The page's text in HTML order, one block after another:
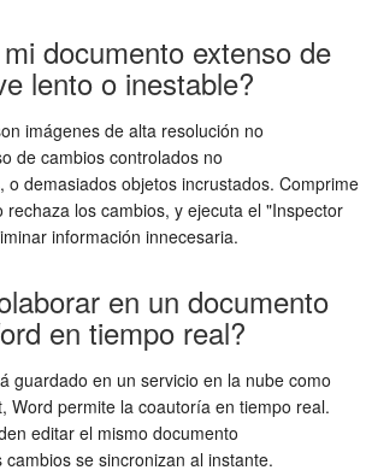
documento extenso de
lento o inestable?
imágenes de alta resolución no
de cambios controlados no
o demasiados objetos incrustados. Comprime
rechaza los cambios, y ejecuta el "Inspector
información innecesaria.
en un documento
en tiempo real?
guardado en un servicio en la nube como
Word permite la coautoría en tiempo real.
editar el mismo documento
se sincronizan al instante.